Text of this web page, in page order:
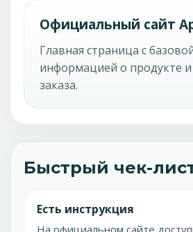
Официальный сайт
Главная страница с
информацией о продукте
заказа.
Быстрый чек-
Есть инструкция
На официальном сайте